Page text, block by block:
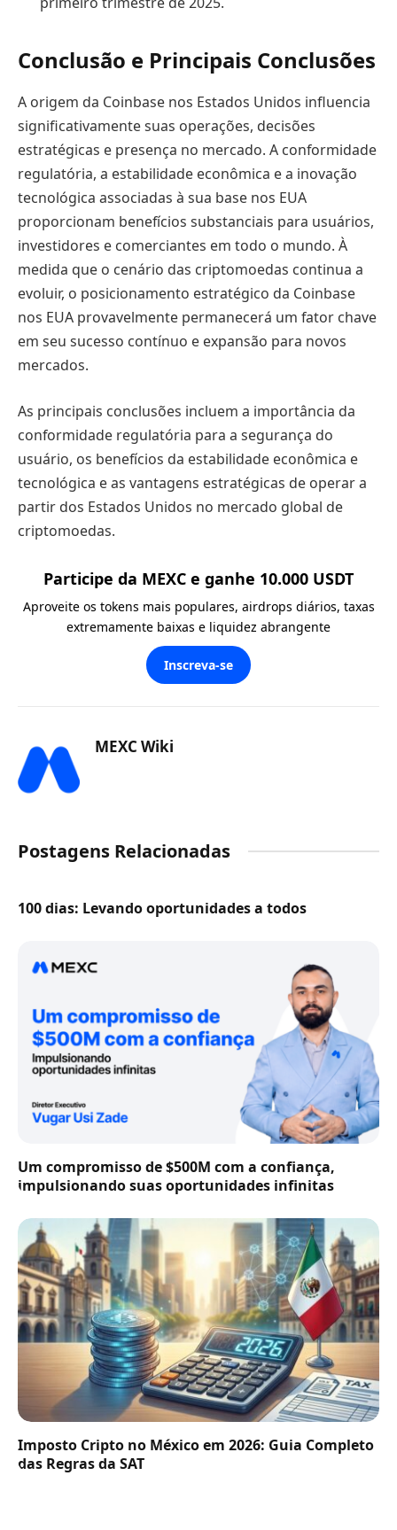
Conclusão e Principais Conclusões
A origem da Coinbase nos Estados Unidos influencia
significativamente suas operações, decisões
estratégicas e presença no mercado. A conformidade
regulatória, a estabilidade econômica e a inovação
tecnológica associadas à sua base nos EUA
proporcionam benefícios substanciais para usuários,
investidores e comerciantes em todo o mundo. À
medida que o cenário das criptomoedas continua a
evoluir, o posicionamento estratégico da Coinbase
nos EUA provavelmente permanecerá um fator chave
em seu sucesso contínuo e expansão para novos
mercados.
As principais conclusões incluem a importância da
conformidade regulatória para a segurança do
usuário, os benefícios da estabilidade econômica e
tecnológica e as vantagens estratégicas de operar a
partir dos Estados Unidos no mercado global de
criptomoedas.
Participe da MEXC e ganhe 10.000 USDT
Aproveite os tokens mais populares, airdrops diários, taxas
extremamente baixas e liquidez abrangente
Inscreva-se
MEXC Wiki
Postagens Relacionadas
100 dias: Levando oportunidades a todos
Um compromisso de $500M com a confiança,
impulsionando suas oportunidades infinitas
Imposto Cripto no México em 2026: Guia Completo
das Regras da SAT